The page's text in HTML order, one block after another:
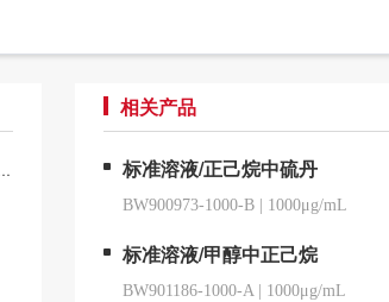
相关产品
标准溶液/正己烷中硫丹
BW900973-1000-B 1000μg/mL
标准溶液/甲醇中正己烷
BW901186-1000-A 1000μg/mL